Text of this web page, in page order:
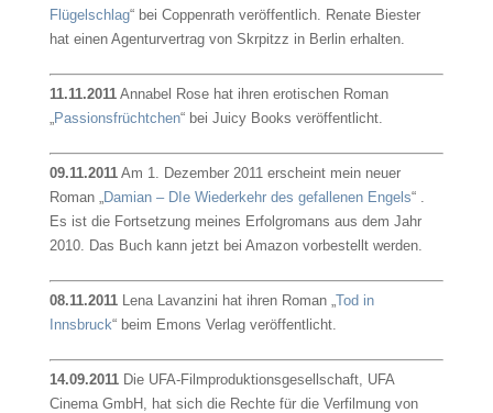
Flügelschlag“ bei Coppenrath veröffentlich. Renate Biester
hat einen Agenturvertrag von Skrpitzz in Berlin erhalten.
11.11.2011Annabel Rose hat ihren erotischen Roman
„Passionsfrüchtchen“ bei Juicy Books veröffentlicht.
09.11.2011Am 1. Dezember 2011 erscheint mein neuer
Roman „Damian – DIe Wiederkehr des gefallenen Engels“ .
Es ist die Fortsetzung meines Erfolgromans aus dem Jahr
2010. Das Buch kann jetzt bei Amazon vorbestellt werden.
08.11.2011Lena Lavanzini hat ihren Roman „Tod in
Innsbruck“ beim Emons Verlag veröffentlicht.
14.09.2011Die UFA-Filmproduktionsgesellschaft, UFA
Cinema GmbH, hat sich die Rechte für die Verfilmung von